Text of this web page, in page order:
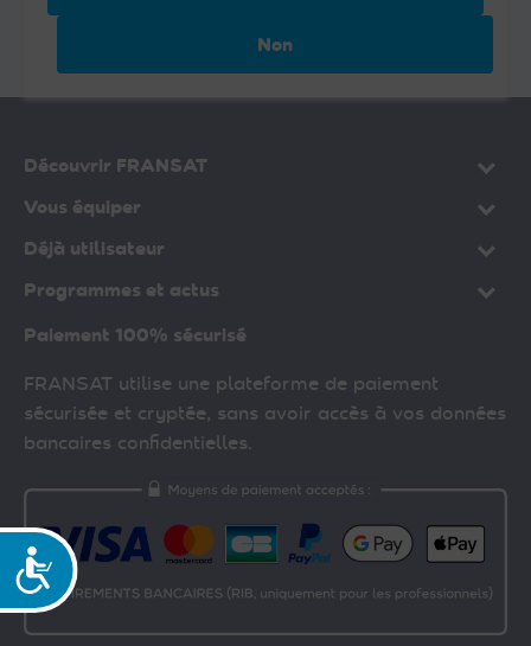
Accessibilité
Non
Découvrir FRANSAT
Vous équiper
Déjà utilisateur
Programmes et actus
Paiement 100% sécurisé
FRANSAT utilise une plateforme de paiement
sécurisée et cryptée, sans avoir accès à vos données
bancaires confidentielles.